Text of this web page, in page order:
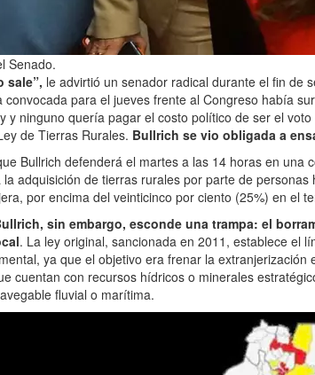
Senado.
sale”, le advirtió un senador radical durante el fin de
convocada para el jueves frente al Congreso había
y ninguno quería pagar el costo político de ser el
de Tierras Rurales. Bullrich se vio obligada a
Bullrich defenderá el martes a las 14 horas en una
la adquisición de tierras rurales por parte de
por encima del veinticinco por ciento (25%) en el
sin embargo, esconde una trampa: el
. La ley original, sancionada en 2011, establece el
ya que el objetivo era frenar la extranjerización
cuentan con recursos hídricos o minerales
fluvial o marítima.